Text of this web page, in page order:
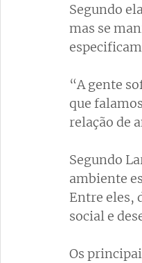
Segundo
mas se
“A gente
que
relação de
Segundo
ambiente
Entre eles,
social e
Os